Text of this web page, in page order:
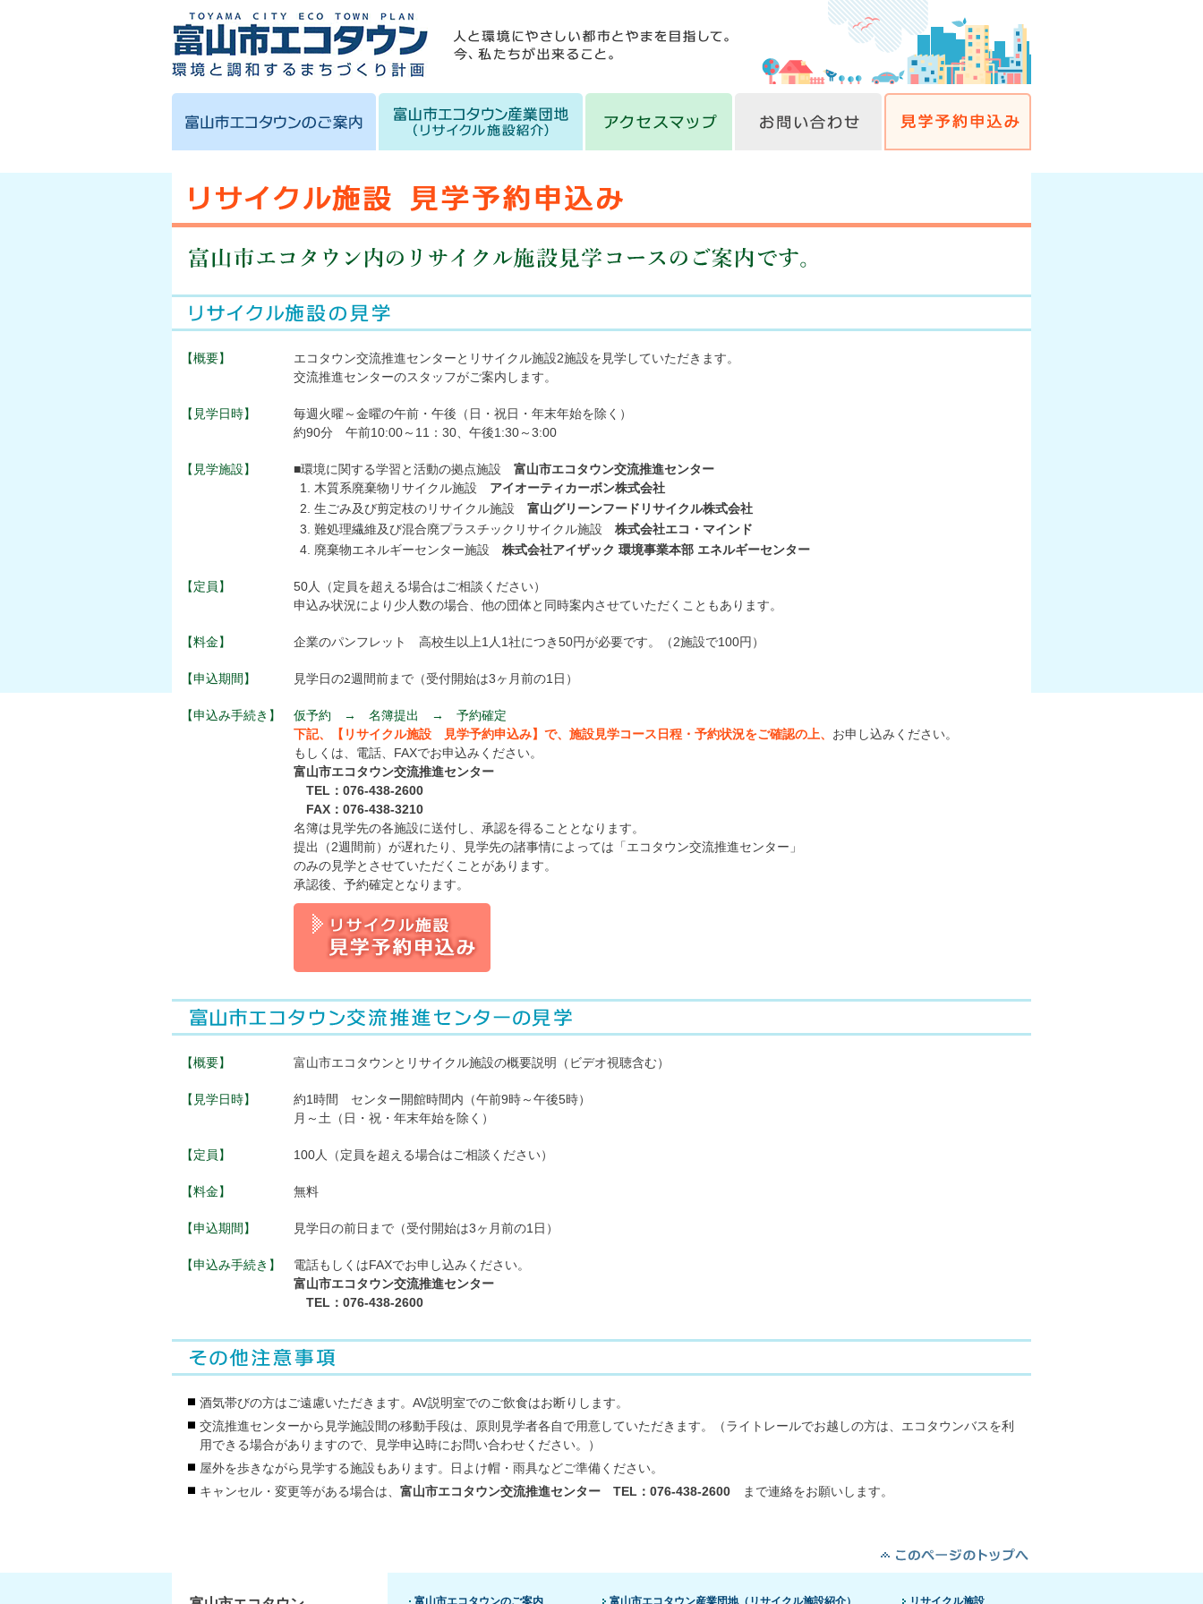
【概要】
エコタウン交流推進センターとリサイクル施設2施設を見学していただきます。
交流推進センターのスタッフがご案内します。
【見学日時】
毎週火曜～金曜の午前・午後（日・祝日・年末年始を除く）
約90分 午前10:00～11：30、午後1:30～3:00
【見学施設】 ■環境に関する学習と活動の拠点施設 富山市エコタウン交流推進センター
木質系廃棄物リサイクル施設 アイオーティカーボン株式会社
生ごみ及び剪定枝のリサイクル施設 富山グリーンフードリサイクル株式会社
難処理繊維及び混合廃プラスチックリサイクル施設 株式会社エコ・マインド
廃棄物エネルギーセンター施設 株式会社アイザック 環境事業本部 エネルギーセンター
【定員】
50人（定員を超える場合はご相談ください）
申込み状況により少人数の場合、他の団体と同時案内させていただくこともあります。
【料金】 企業のパンフレット 高校生以上1人1社につき50円が必要です。（2施設で100円）
【申込期間】 見学日の2週間前まで（受付開始は3ヶ月前の1日）
【申込み手続き】
仮予約 → 名簿提出 → 予約確定
下記、【リサイクル施設 見学予約申込み】で、施設見学コース日程・予約状況をご確認の上、 お申し込みください。
もしくは、電話、FAXでお申込みください。
富山市エコタウン交流推進センター
TEL：076-438-2600
FAX：076-438-3210
名簿は見学先の各施設に送付し、承認を得ることとなります。
提出（2週間前）が遅れたり、見学先の諸事情によっては「エコタウン交流推進センター」
のみの見学とさせていただくことがあります。
承認後、予約確定となります。
【概要】 富山市エコタウンとリサイクル施設の概要説明（ビデオ視聴含む）
【見学日時】
約1時間 センター開館時間内（午前9時～午後5時）
月～土（日・祝・年末年始を除く）
【定員】 100人（定員を超える場合はご相談ください）
【料金】 無料
【申込期間】 見学日の前日まで（受付開始は3ヶ月前の1日）
【申込み手続き】
電話もしくはFAXでお申し込みください。
富山市エコタウン交流推進センター
TEL：076-438-2600
酒気帯びの方はご遠慮いただきます。AV説明室でのご飲食はお断りします。
交流推進センターから見学施設間の移動手段は、原則見学者各自で用意していただきます。（ライトレールでお越しの方は、エコタウンバスを利
用できる場合がありますので、見学申込時にお問い合わせください。）
屋外を歩きながら見学する施設もあります。日よけ帽・雨具などご準備ください。
キャンセル・変更等がある場合は、 富山市エコタウン交流推進センター TEL：076-438-2600 まで連絡をお願いします。
富山市エコタウンのご案内 富山市エコタウン産業団地（リサイクル施設紹介） リサイクル施設